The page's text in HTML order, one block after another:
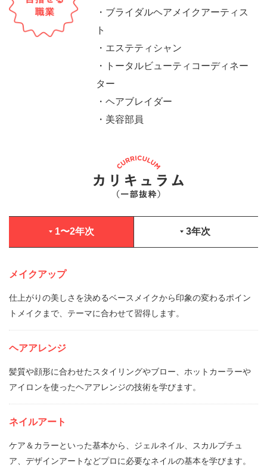
・ブライダルヘアメイクアーティス
ト
・エステティシャン
・トータルビューティコーディネー
ター
・ヘアブレイダー
・美容部員
1〜2年次 3年次
メイクアップ
仕上がりの美しさを決めるベースメイクから印象の変わるポイン
トメイクまで、テーマに合わせて習得します。
ヘアアレンジ
髪質や顔形に合わせたスタイリングやブロー、ホットカーラーや
アイロンを使ったヘアアレンジの技術を学びます。
ネイルアート
ケア＆カラーといった基本から、ジェルネイル、スカルプチュ
ア、デザインアートなどプロに必要なネイルの基本を学びます。